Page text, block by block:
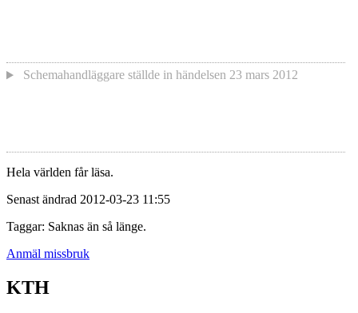
Schemahandläggare ställde in händelsen 23 mars 2012
Hela världen får läsa.
Senast ändrad 2012-03-23 11:55
Taggar: Saknas än så länge.
Anmäl missbruk
KTH